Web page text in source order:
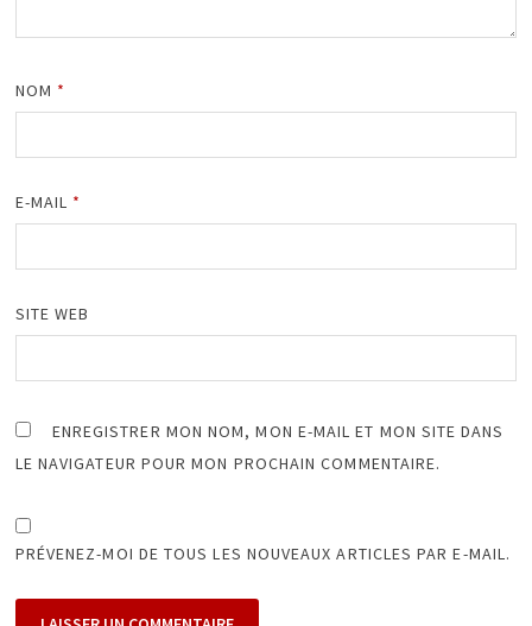
NOM *
E-MAIL *
SITE WEB
ENREGISTRER MON NOM, MON E-MAIL ET MON SITE DANS
LE NAVIGATEUR POUR MON PROCHAIN COMMENTAIRE.
PRÉVENEZ-MOI DE TOUS LES NOUVEAUX ARTICLES PAR E-MAIL.